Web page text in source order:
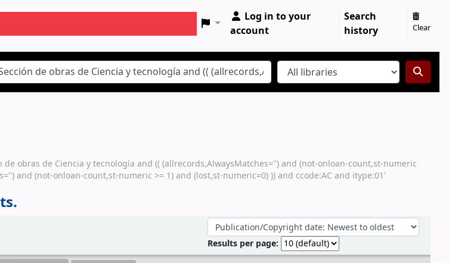
Log in to your
account
Search
history
Clear
obras de Ciencia y tecnología and (( (allrecords,AlwaysMatches='') and (not-onloan-count,st-numeric
and (not-onloan-count,st-numeric >= 1) and (lost,st-numeric=0) )) and ccode:AC and itype:01'
Sort by:
Results per page: